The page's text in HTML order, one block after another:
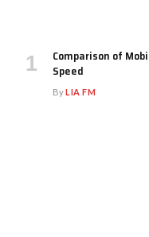
Comparison of
Speed
ByLIA FM